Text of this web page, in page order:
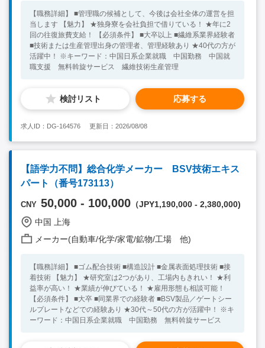
【職務詳細】 ■管理職の候補として、今後は会社全体の運営を担
当します 【魅力】 ★独身寮を会社負担で借りている！ ★年に2
回の往復旅費支給！ 【必須条件】 ■大卒以上 ■繊維系業界経験者
■技術または生産管理出身の管理者、管理経験あり ★40代の方が
活躍中！ ※キーワード：中国日系企業就職 中国勤務 中国就
職支援 無料斡旋サービス 繊維技術生産管理
検討リスト 応募する
求人ID：DG-164576 更新日：2026/08/08
【語学力不問】総合化学メーカー BSV技術エキス
パート（番号173113）
CNY 50,000 - 100,000 （JPY1,190,000 - 2,380,000)
中国 上海
メーカー(自動車/化学/家電/鉱物/工場 他)
【職務詳細】 ■ゴム配合技術 ■構造設計 ■金属表面処理技術 ■接
着技術 【魅力】 ★研究室は2つがあり、工場内もきれい！ ★利
益率が高い！ ★業績が伸びている！ ★雇用形態も相談可能！
【必須条件】 ■大卒 ■同業界での経験者 ■BSV製品／ゲートシー
ルプレートなどでの経験あり ★30代～50代の方が活躍中！ ※キ
ーワード：中国日系企業就職 中国勤務 無料斡旋サービス